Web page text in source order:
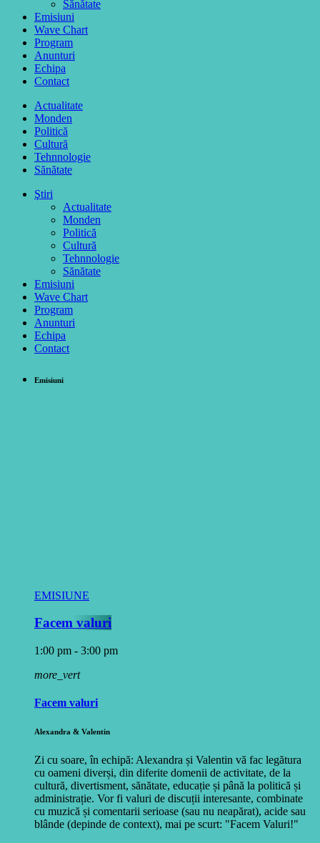
Sănătate
Emisiuni
Wave Chart
Program
Anunturi
Echipa
Contact
Actualitate
Monden
Politică
Cultură
Tehnnologie
Sănătate
Ştiri
Actualitate
Monden
Politică
Cultură
Tehnnologie
Sănătate
Emisiuni
Wave Chart
Program
Anunturi
Echipa
Contact
Emisiuni
EMISIUNE
Facem valuri
1:00 pm - 3:00 pm
more_vert
Facem valuri
Alexandra & Valentin
Zi cu soare, în echipă: Alexandra și Valentin vă fac legătura
cu oameni diverși, din diferite domenii de activitate, de la
cultură, divertisment, sănătate, educație și până la politică și
administrație. Vor fi valuri de discuții interesante, combinate
cu muzică și comentarii serioase (sau nu neapărat), acide sau
blânde (depinde de context), mai pe scurt: "Facem Valuri!"